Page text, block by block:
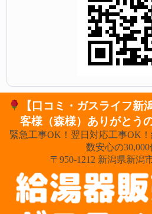
【口コミ・ガスライフ新
客様（森様）ありがとう
緊急工事OK！翌日対応工事OK
数安心の30,000
〒950-1212 新潟県新潟